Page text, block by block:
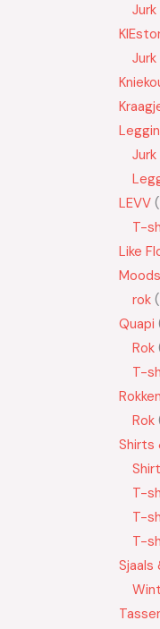
Jurk
Jurk
Jurk
LEVV
T-
Like
rok
Quapi
Rok
T-
Rokken
Rok
Shirts
Shirt
T-
T-
T-
Sjaals